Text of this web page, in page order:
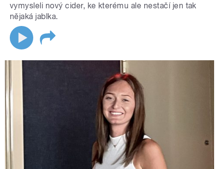
vymysleli nový cider, ke kterému ale nestačí jen tak
nějaká jablka.